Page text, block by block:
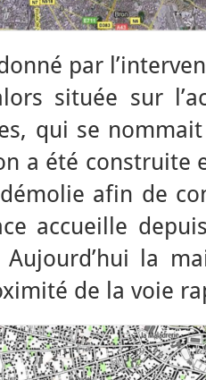
par
située sur
qui se
a été construite
afin de
accueille
la
de la voie